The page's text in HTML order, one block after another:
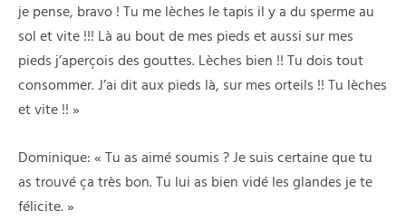
je pense, bravo ! Tu me lèches le tapis il y a du sperme au
sol et vite !!! Là au bout de mes pieds et aussi sur mes
pieds j’aperçois des gouttes. Lèches bien !! Tu dois tout
consommer. J’ai dit aux pieds là, sur mes orteils !! Tu lèches
et vite !! »
Dominique: « Tu as aimé soumis ? Je suis certaine que tu
as trouvé ça très bon. Tu lui as bien vidé les glandes je te
félicite. »